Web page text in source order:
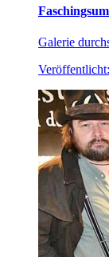
Galerie